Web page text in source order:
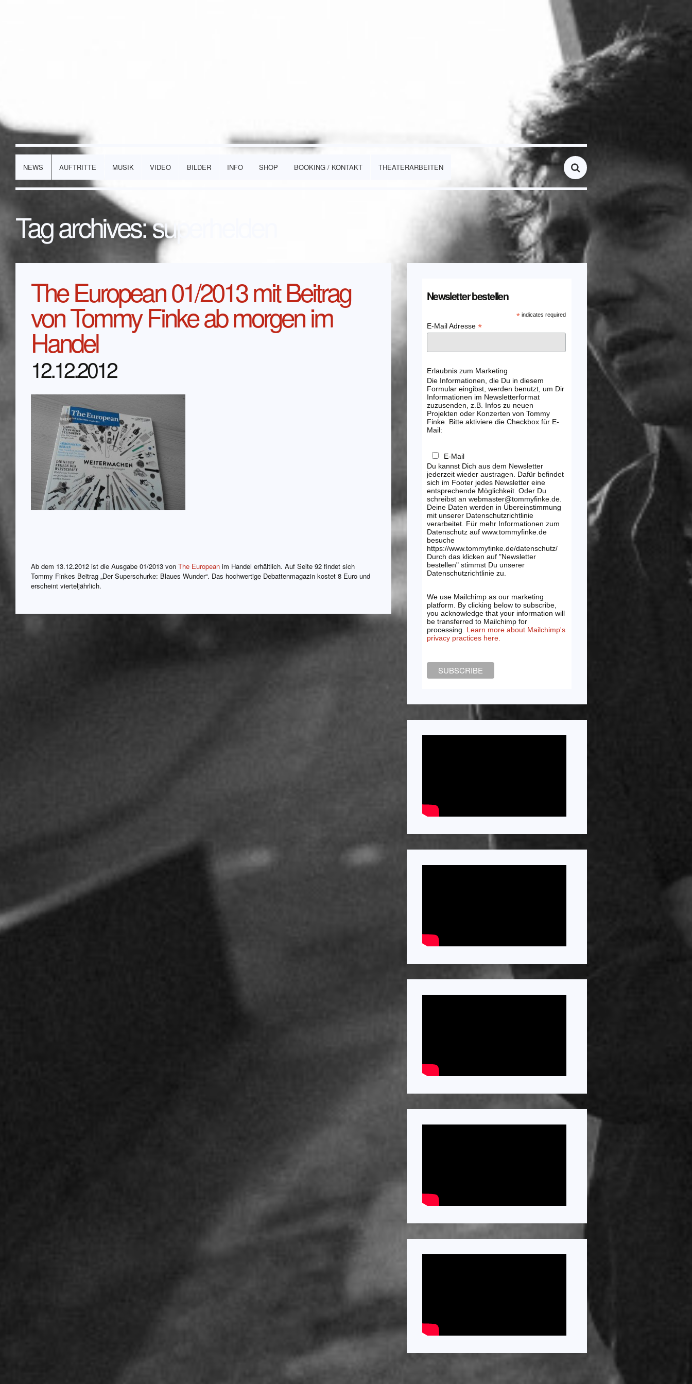
NEWS AUFTRITTE MUSIK VIDEO BILDER INFO SHOP BOOKING / KONTAKT THEATERARBEITEN
Tag archives:superhelden
The European 01/2013 mit Beitrag
von Tommy Finke ab morgen im
Handel
12.12.2012
Ab dem 13.12.2012 ist die Ausgabe 01/2013 von The European im Handel erhältlich. Auf Seite 92 findet sich
Tommy Finkes Beitrag „Der Superschurke: Blaues Wunder“. Das hochwertige Debattenmagazin kostet 8 Euro und
erscheint vierteljährlich.
Newsletter bestellen
*indicates required
E-Mail Adresse *
Erlaubnis zum Marketing
Die Informationen, die Du in diesem
Formular eingibst, werden benutzt, um Dir
Informationen im Newsletterformat
zuzusenden, z.B. Infos zu neuen
Projekten oder Konzerten von Tommy
Finke. Bitte aktiviere die Checkbox für E-
Mail:
E-Mail
Du kannst Dich aus dem Newsletter
jederzeit wieder austragen. Dafür befindet
sich im Footer jedes Newsletter eine
entsprechende Möglichkeit. Oder Du
schreibst an webmaster@tommyfinke.de.
Deine Daten werden in Übereinstimmung
mit unserer Datenschutzrichtlinie
verarbeitet. Für mehr Informationen zum
Datenschutz auf www.tommyfinke.de
besuche
https://www.tommyfinke.de/datenschutz/
Durch das klicken auf "Newsletter
bestellen" stimmst Du unserer
Datenschutzrichtlinie zu.
We use Mailchimp as our marketing
platform. By clicking below to subscribe,
you acknowledge that your information will
be transferred to Mailchimp for
processing. Learn more about Mailchimp's
privacy practices here.